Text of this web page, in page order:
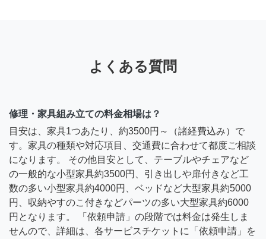
よくある質問
修理・家具組み立ての料金相場は？
目安は、家具1つあたり、約3500円～（諸経費込み）で
す。家具の種類や対応項目、交通費に合わせて都度ご相談
になります。 その他目安として、テーブルやチェアなど
の一般的な小型家具約3500円、引き出しや扉付きなど工
数の多い小型家具約4000円、ベッドなど大型家具約5000
円、収納やすのこ付きなどパーツの多い大型家具約6000
円となります。 「依頼申請」の段階では料金は発生しま
せんので、詳細は、各サービスチケットに「依頼申請」を